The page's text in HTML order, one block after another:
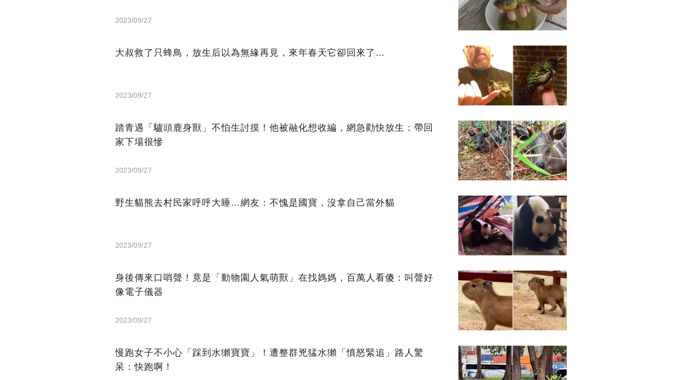
2023/09/27
大叔救了只蜂鳥，放生后以為無緣再見，來年春天它卻回來了…
2023/09/27
踏青遇「驢頭鹿身獸」不怕生討摸！他被融化想收編，網急勸快放生：帶回
家下場很慘
2023/09/27
野生貓熊去村民家呼呼大睡…網友：不愧是國寶，沒拿自己當外貓
2023/09/27
身後傳來口哨聲！竟是「動物園人氣萌獸」在找媽媽，百萬人看傻：叫聲好
像電子儀器
2023/09/27
慢跑女子不小心「踩到水獺寶寶」！遭整群兇猛水獺「憤怒緊追」路人驚
呆：快跑啊！